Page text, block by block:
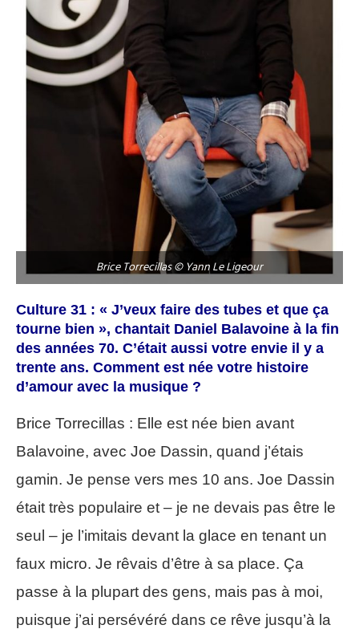
Brice Torrecillas © Yann Le Ligeour
Culture 31 : « J’veux faire des tubes et que ça
tourne bien », chantait Daniel Balavoine à la fin
des années 70. C’était aussi votre envie il y a
trente ans. Comment est née votre histoire
d’amour avec la musique ?
Brice Torrecillas : Elle est née bien avant
Balavoine, avec Joe Dassin, quand j’étais
gamin. Je pense vers mes 10 ans. Joe Dassin
était très populaire et – je ne devais pas être le
seul – je l’imitais devant la glace en tenant un
faux micro. Je rêvais d’être à sa place. Ça
passe à la plupart des gens, mais pas à moi,
puisque j’ai persévéré dans ce rêve jusqu’à la